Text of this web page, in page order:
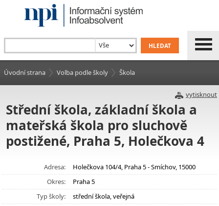
Úvodní strana Volba podle školy Škola
vytisknout
Střední škola, základní škola a
mateřská škola pro sluchově
postižené, Praha 5, Holečkova 4
Adresa:
Holečkova 104/4, Praha 5 - Smíchov, 15000
Okres:
Praha 5
Typ školy:
střední škola, veřejná